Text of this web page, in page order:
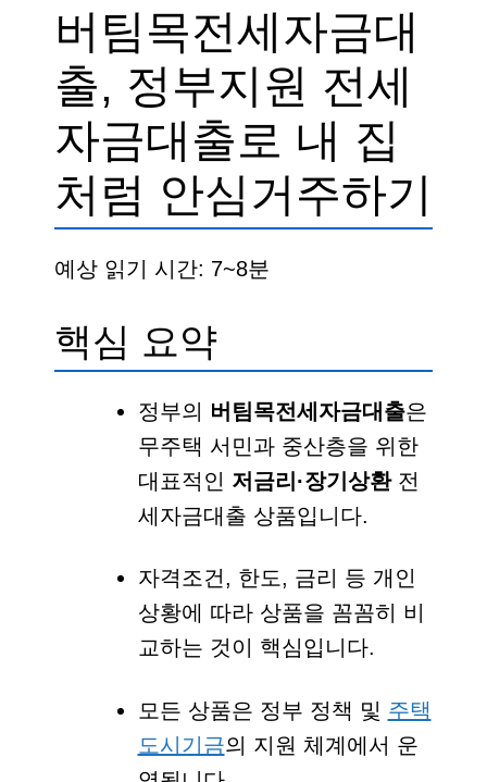
버팀목전세자금대
출, 정부지원 전세
자금대출로 내 집
처럼 안심거주하기
예상 읽기 시간: 7~8분
핵심 요약
정부의 버팀목전세자금대출은
무주택 서민과 중산층을 위한
대표적인 저금리·장기상환전
세자금대출 상품입니다.
자격조건, 한도, 금리 등 개인
상황에 따라 상품을 꼼꼼히 비
교하는 것이 핵심입니다.
모든 상품은 정부 정책 및 주택
도시기금의 지원 체계에서 운